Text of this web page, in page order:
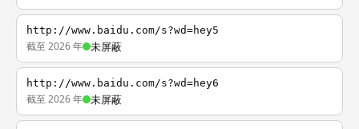
http://www.baidu.com/s?wd=hey5
截至 2026 年 未屏蔽
http://www.baidu.com/s?wd=hey6
截至 2026 年 未屏蔽